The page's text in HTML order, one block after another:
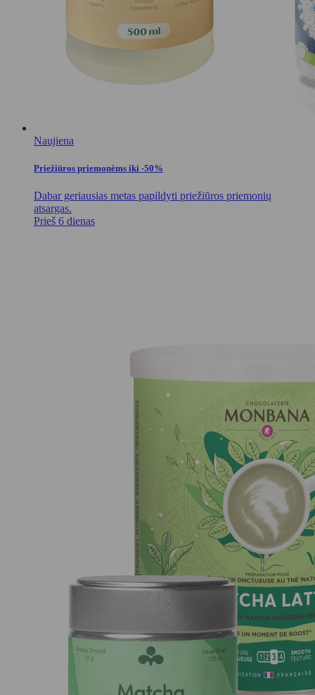
Naujiena
Priežiūros priemonėms iki -50%
Dabar geriausias metas papildyti priežiūros priemonių
atsargas.
Prieš 6 dienas